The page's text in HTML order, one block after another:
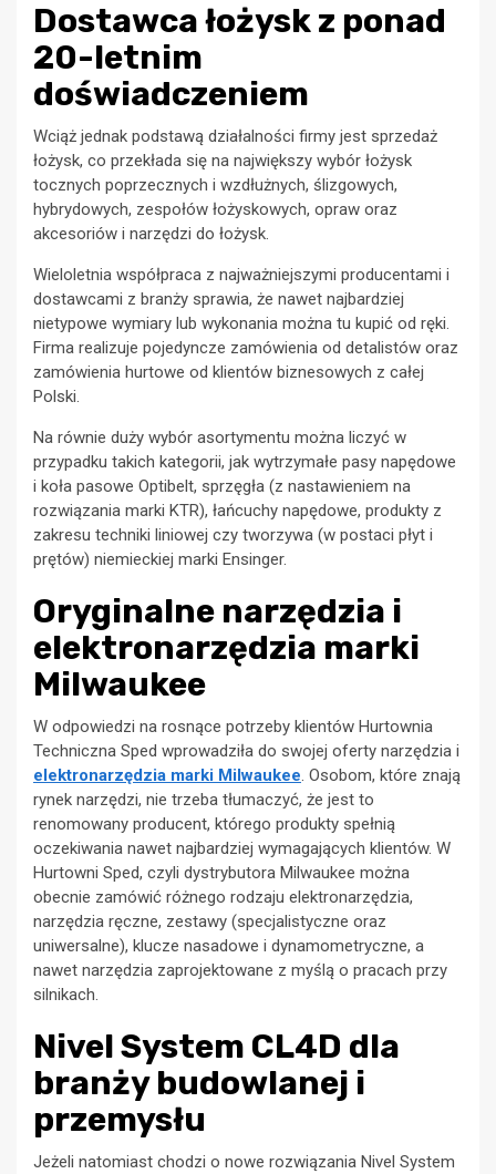
Dostawca łożysk z ponad
20-letnim
doświadczeniem
Wciąż jednak podstawą działalności firmy jest sprzedaż
łożysk, co przekłada się na największy wybór łożysk
tocznych poprzecznych i wzdłużnych, ślizgowych,
hybrydowych, zespołów łożyskowych, opraw oraz
akcesoriów i narzędzi do łożysk.
Wieloletnia współpraca z najważniejszymi producentami i
dostawcami z branży sprawia, że nawet najbardziej
nietypowe wymiary lub wykonania można tu kupić od ręki.
Firma realizuje pojedyncze zamówienia od detalistów oraz
zamówienia hurtowe od klientów biznesowych z całej
Polski.
Na równie duży wybór asortymentu można liczyć w
przypadku takich kategorii, jak wytrzymałe pasy napędowe
i koła pasowe Optibelt, sprzęgła (z nastawieniem na
rozwiązania marki KTR), łańcuchy napędowe, produkty z
zakresu techniki liniowej czy tworzywa (w postaci płyt i
prętów) niemieckiej marki Ensinger.
Oryginalne narzędzia i
elektronarzędzia marki
Milwaukee
W odpowiedzi na rosnące potrzeby klientów Hurtownia
Techniczna Sped wprowadziła do swojej oferty narzędzia i
elektronarzędzia marki Milwaukee. Osobom, które znają
rynek narzędzi, nie trzeba tłumaczyć, że jest to
renomowany producent, którego produkty spełnią
oczekiwania nawet najbardziej wymagających klientów. W
Hurtowni Sped, czyli dystrybutora Milwaukee można
obecnie zamówić różnego rodzaju elektronarzędzia,
narzędzia ręczne, zestawy (specjalistyczne oraz
uniwersalne), klucze nasadowe i dynamometryczne, a
nawet narzędzia zaprojektowane z myślą o pracach przy
silnikach.
Nivel System CL4D dla
branży budowlanej i
przemysłu
Jeżeli natomiast chodzi o nowe rozwiązania Nivel System